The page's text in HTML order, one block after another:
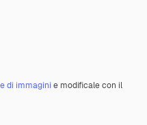
di immagini e modificale con il